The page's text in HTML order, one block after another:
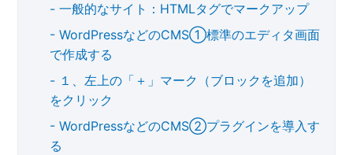
一般的なサイト：HTMLタグでマークアップ
WordPressなどのCMS①標準のエディタ画面
で作成する
１、左上の「＋」マーク（ブロックを追加）
をクリック
WordPressなどのCMS②プラグインを導入す
る